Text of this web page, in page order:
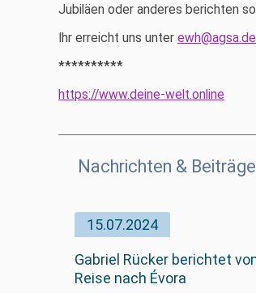
Jubiläen oder anderes berichten
Ihr erreicht uns unter ewh@agsa.de
**********
https://www.deine-welt.online
Nachrichten & Beiträge
15.07.2024
Gabriel Rücker berichtet von
Reise nach Évora